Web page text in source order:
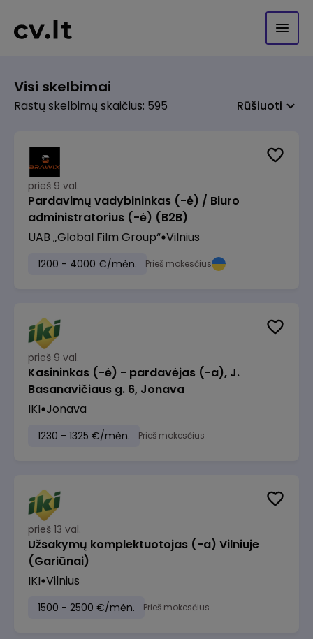
Visi skelbimai
Rastų skelbimų skaičius: 595 Rūšiuoti
prieš 9 val.
Pardavimų vadybininkas (-ė) / Biuro
administratorius (-ė) (B2B)
UAB „Global Film Group“ Vilnius
1200 - 4000 €/mėn. Prieš mokesčius
prieš 9 val.
Kasininkas (-ė) - pardavėjas (-a), J.
Basanavičiaus g. 6, Jonava
IKI Jonava
1230 - 1325 €/mėn. Prieš mokesčius
prieš 13 val.
Užsakymų komplektuotojas (-a) Vilniuje
(Gariūnai)
IKI Vilnius
1500 - 2500 €/mėn. Prieš mokesčius